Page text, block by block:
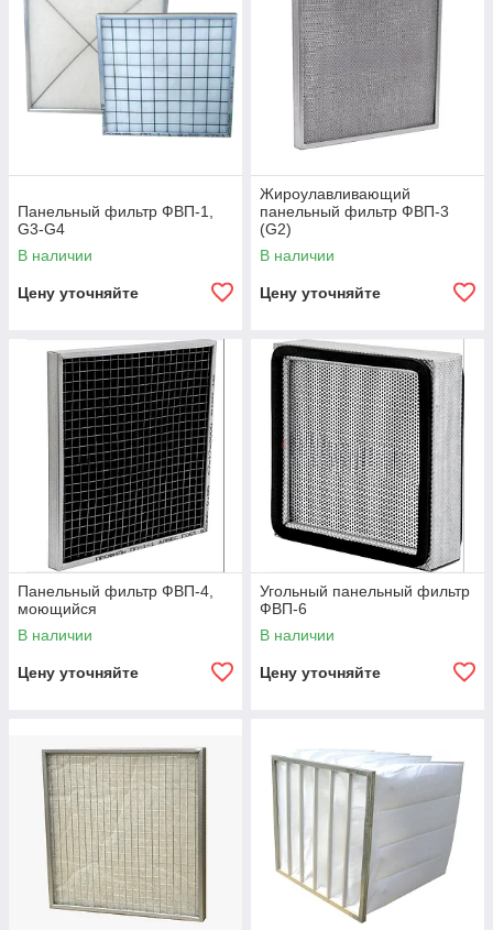
Панельный фильтр ФВП-1,
G3-G4
В наличии
Цену уточняйте
Жироулавливающий
панельный фильтр ФВП-3
(G2)
В наличии
Цену уточняйте
Панельный фильтр ФВП-4,
моющийся
В наличии
Цену уточняйте
Угольный панельный фильтр
ФВП-6
В наличии
Цену уточняйте